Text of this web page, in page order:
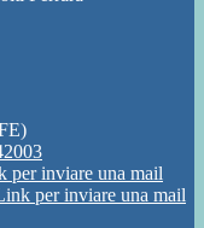
per inviare una mail
per inviare una mail